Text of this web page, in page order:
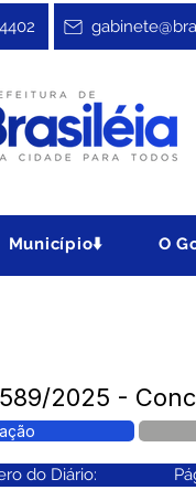
Município⬇️ O
2025 -
do Diário: